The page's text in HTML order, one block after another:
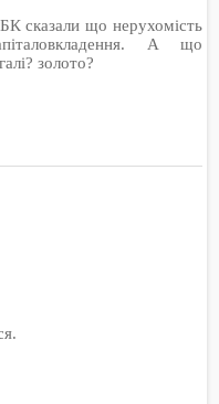
сказали що нерухомість
А що
золото?